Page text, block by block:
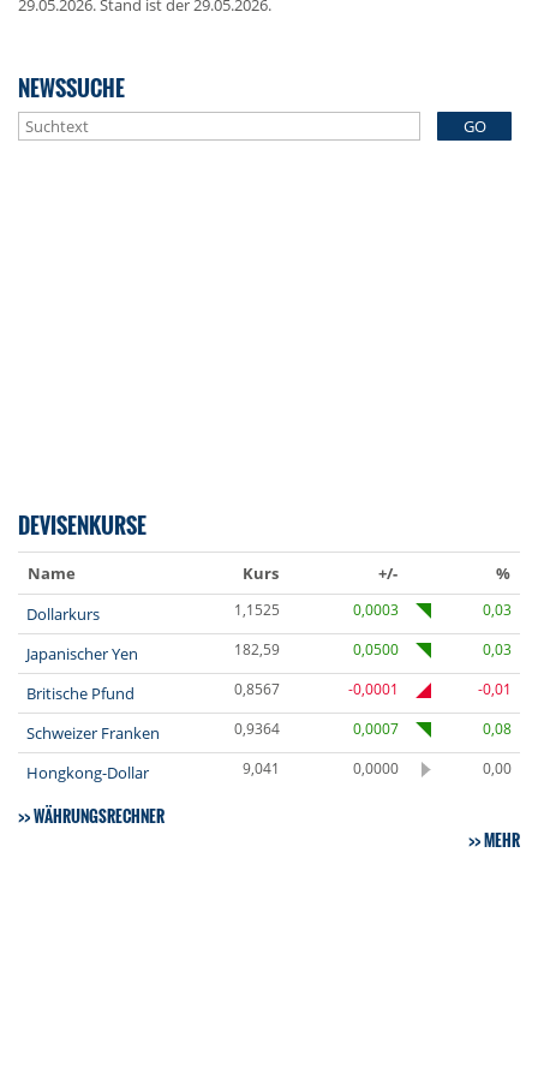
29.05.2026. Stand ist der 29.05.2026.
NEWSSUCHE
GO
DEVISENKURSE
Name Kurs +/-
%
Dollarkurs
1,1525 0,0003 0,03
Japanischer Yen 182,59 0,0500 0,03
Britische Pfund 0,8567 -0,0001 -0,01
Schweizer Franken 0,9364 0,0007 0,08
Hongkong-Dollar 9,041 0,0000 0,00
WÄHRUNGSRECHNER
MEHR